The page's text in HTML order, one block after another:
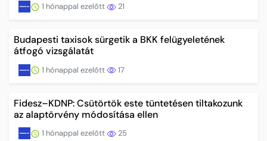
1 hónappal ezelőtt 21
Budapesti taxisok sürgetik a BKK felügyeletének
átfogó vizsgálatát
1 hónappal ezelőtt 17
Fidesz–KDNP: Csütörtök este tüntetésen tiltakozunk
az alaptörvény módosítása ellen
1 hónappal ezelőtt 25